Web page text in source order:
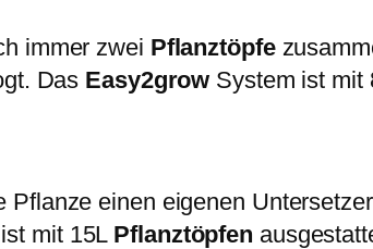
immer zwei Pflanztöpfe
Das Easy2grow System ist mit
einen eigenen
mit 15L Pflanztöpfen